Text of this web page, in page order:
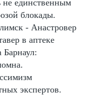
не единственным
блокады.
- Анастровер
в аптеке
экспертов.